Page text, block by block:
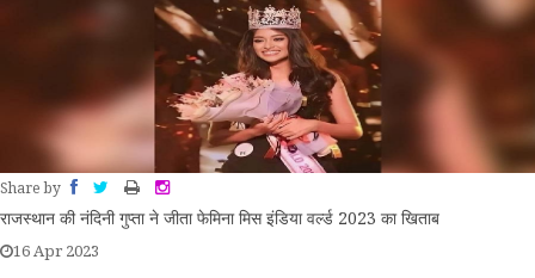
Share by
राजस्थान की नंदिनी गुप्ता ने जीता फेमिना मिस इंडिया वर्ल्ड 2023 का खिताब
16 Apr 2023